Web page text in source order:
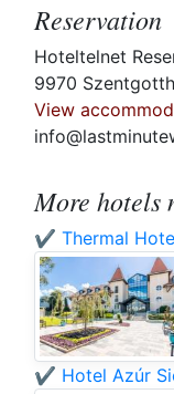
Reservation
Hoteltelnet
9970
View
More hotels
✔️ Thermal
✔️ Hotel Azúr